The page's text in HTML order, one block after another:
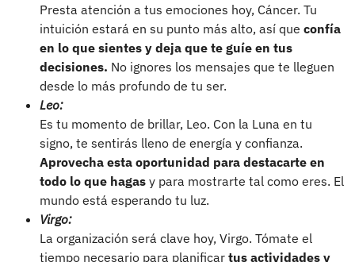
Presta atención a tus emociones hoy, Cáncer. Tu
intuición estará en su punto más alto, así que confía
en lo que sientes y deja que te guíe en tus
decisiones. No ignores los mensajes que te lleguen
desde lo más profundo de tu ser.
Leo:
Es tu momento de brillar, Leo. Con la Luna en tu
signo, te sentirás lleno de energía y confianza.
Aprovecha esta oportunidad para destacarte en
todo lo que hagas y para mostrarte tal como eres. El
mundo está esperando tu luz.
Virgo:
La organización será clave hoy, Virgo. Tómate el
tiempo necesario para planificar tus actividades y